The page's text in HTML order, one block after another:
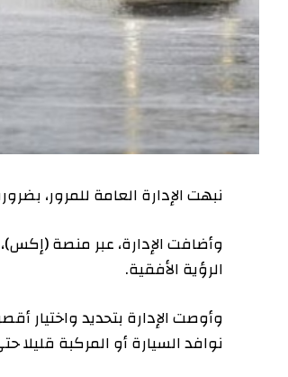
نبهت الإدارة العامة للمرور،
وأضافت الإدارة، عبر منصة
الرؤية الأفقية.
وأوصت الإدارة بتحديد واختيار
نوافد السيارة أو المركبة قليلا